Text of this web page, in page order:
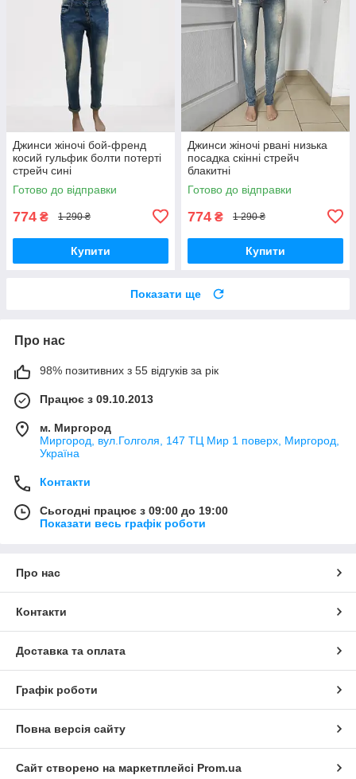
Джинси жіночі бой-френд
косий гульфик болти потерті
стрейч сині
Готово до відправки
774 ₴ 1 290 ₴
Купити
Джинси жіночі рвані низька
посадка скінні стрейч
блакитні
Готово до відправки
774 ₴ 1 290 ₴
Купити
Показати ще
Про нас
98% позитивних з 55 відгуків за рік
Працює з 09.10.2013
м. Миргород
Миргород, вул.Голголя, 147 ТЦ Мир 1 поверх, Миргород,
Україна
Контакти
Сьогодні працює з 09:00 до 19:00
Показати весь графік роботи
Про нас
Контакти
Доставка та оплата
Графік роботи
Повна версія сайту
Сайт створено на маркетплейсі Prom.ua